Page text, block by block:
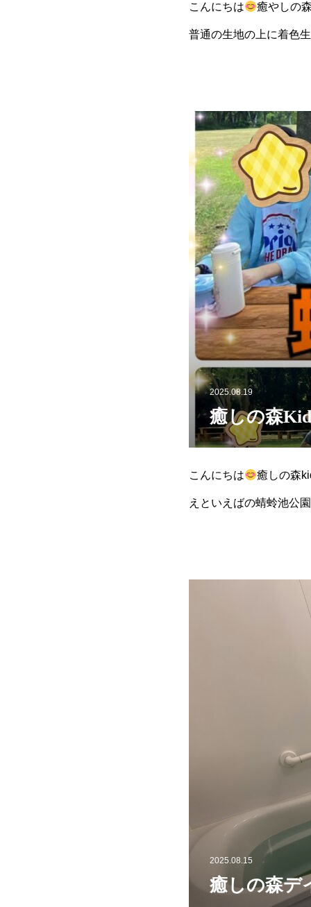
こんにちは 癒やしの
普通の生地の上に着色
2025.08.19
癒しの森
こんにちは 癒しの森
えといえばの蜻蛉池公
2025.08.15
癒しの森デ